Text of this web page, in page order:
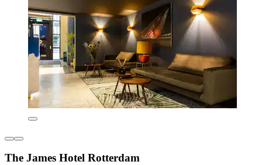
The James Hotel Rotterdam